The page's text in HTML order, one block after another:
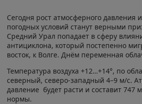
Сегодня рост атмосферного давления
погодных условий станут верными
Средний Урал попадает в сферу
антициклона, который постепенно
восток, к Волге. Днём переменная
Температура воздуха +12…+14°, по
северный, северо-западный 4–9 м/с.
давление будет расти и составит 747
нормы.